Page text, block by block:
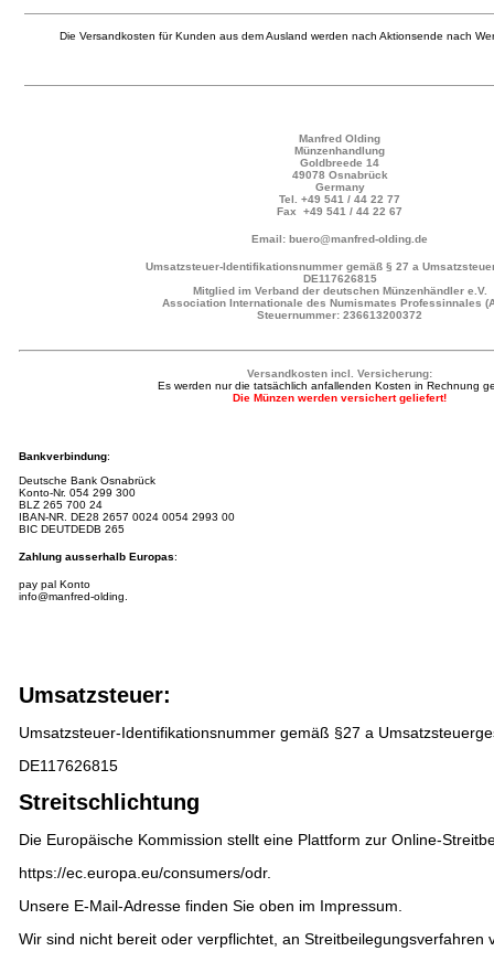
Die Versandkosten für Kunden aus dem Ausland werden nach Aktionsende nach
Manfred Olding
Münzenhandlung
Goldbreede 14
49078 Osnabrück
Germany
Tel. +49 541 / 44 22 77
Fax +49 541 / 44 22 67
Email: buero@manfred-olding.de
Umsatzsteuer-Identifikationsnummer gemäß § 27 a
DE117626815
Mitglied im Verband der deutschen Münzenhändler e.V.
Association Internationale des Numismates Professinnales
Steuernummer: 236613200372
Versandkosten incl. Versicherung:
Es werden nur die tatsächlich anfallenden Kosten in Rechnung
Die Münzen werden versichert geliefert!
Bankverbindung:
Deutsche Bank Osnabrück
Konto-Nr. 054 299 300
BLZ 265 700 24
IBAN-NR. DE28 2657 0024 0054 2993 00
BIC DEUTDEDB 265
Zahlung ausserhalb Europas:
pay pal Konto
info@manfred-olding.
Umsatzsteuer:
Umsatzsteuer-Identifikationsnummer gemäß §27 a
DE117626815
Streitschlichtung
Die Europäische Kommission stellt eine Plattform zur Online-
https://ec.europa.eu/consumers/odr.
Unsere E-Mail-Adresse finden Sie oben im Impressum.
Wir sind nicht bereit oder verpflichtet, an Streitbeilegungsverfahren